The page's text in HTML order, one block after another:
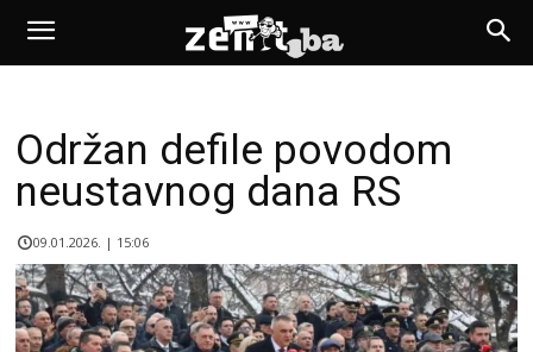
Održan defile povodom
neustavnog dana RS
09.01.2026. | 15:06